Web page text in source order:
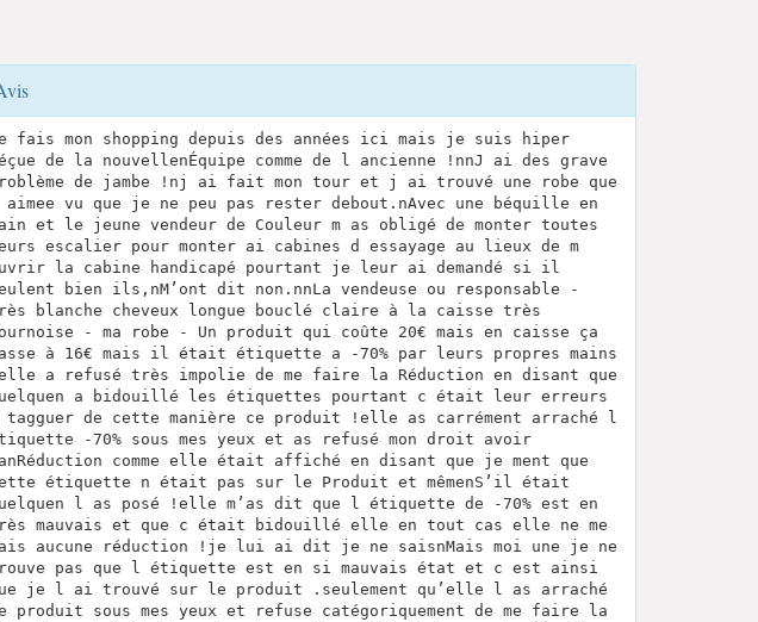
fais mon shopping depuis des années ici mais je suis hiper
de la nouvellenÉquipe comme de l ancienne !nnJ ai des grave
de jambe !nj ai fait mon tour et j ai trouvé une robe que
vu que je ne peu pas rester debout.nAvec une béquille en
et le jeune vendeur de Couleur m as obligé de monter toutes
escalier pour monter ai cabines d essayage au lieux de m
la cabine handicapé pourtant je leur ai demandé si il
bien ils,nM’ont dit non.nnLa vendeuse ou responsable -
blanche cheveux longue bouclé claire à la caisse très
- ma robe - Un produit qui coûte 20€ mais en caisse ça
à 16€ mais il était étiquette a -70% par leurs propres mains
a refusé très impolie de me faire la Réduction en disant que
a bidouillé les étiquettes pourtant c était leur erreurs
tagguer de cette manière ce produit !elle as carrément arraché l
-70% sous mes yeux et as refusé mon droit avoir
comme elle était affiché en disant que je ment que
étiquette n était pas sur le Produit et mêmenS’il était
l as posé !elle m’as dit que l étiquette de -70% est en
mauvais et que c était bidouillé elle en tout cas elle ne me
aucune réduction !je lui ai dit je ne saisnMais moi une je ne
pas que l étiquette est en si mauvais état et c est ainsi
je l ai trouvé sur le produit .seulement qu’elle l as arraché
produit sous mes yeux et refuse catégoriquement de me faire la